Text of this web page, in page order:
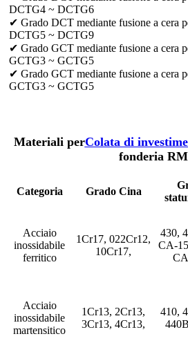
DCTG4 ~ DCTG6
✔ Grado DCT mediante fusione a cera
DCTG5 ~ DCTG9
✔ Grado GCT mediante fusione a cera
GCTG3 ~ GCTG5
✔ Grado GCT mediante fusione a cera
GCTG3 ~ GCTG5
Materiali perColata di
fonderia
Categoria Grado Cina
Acciaio
inossidabile
ferritico
1Cr17, 022Cr12,
10Cr17,
430,
CA-
Acciaio
inossidabile
martensitico
1Cr13, 2Cr13,
3Cr13, 4Cr13,
410,